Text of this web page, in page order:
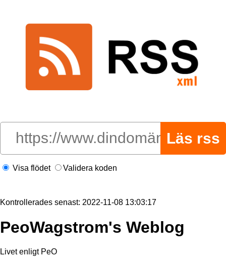
Visa flödet Validera koden
Kontrollerades senast: 2022-11-08 13:03:17
PeoWagstrom's Weblog
Livet enligt PeO